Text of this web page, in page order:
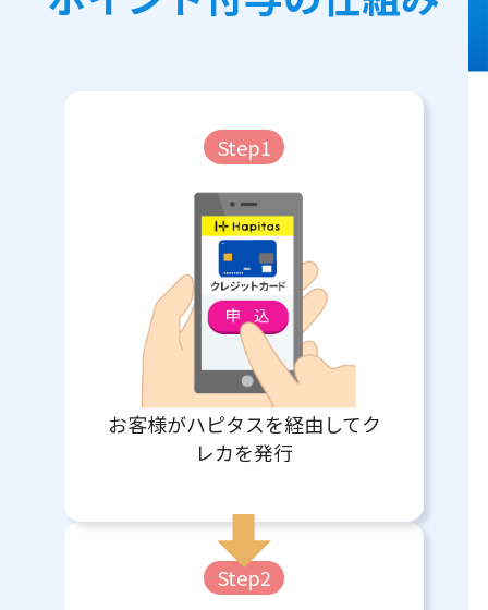
Step1
お客様がハピタスを経由してク
レカを発行
Step2